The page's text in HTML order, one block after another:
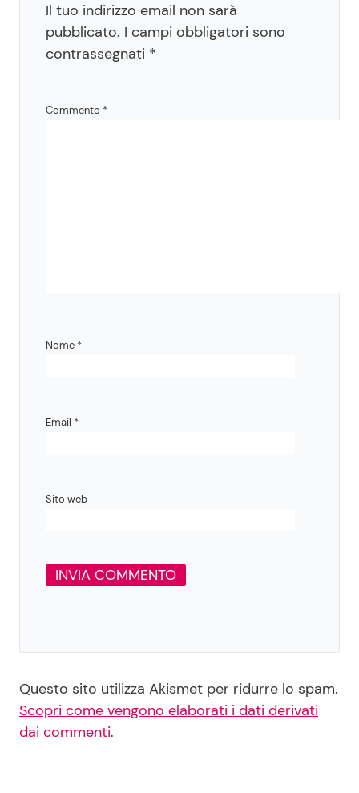
Il tuo indirizzo email non sarà
pubblicato. I campi obbligatori sono
contrassegnati *
Commento *
Nome *
Email *
Sito web
Questo sito utilizza Akismet per ridurre lo spam.
Scopri come vengono elaborati i dati derivati
dai commenti.